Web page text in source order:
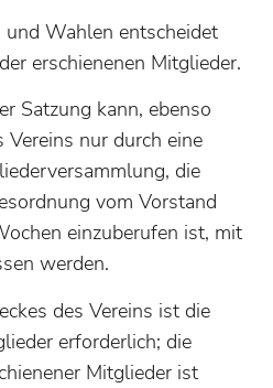
Wahlen entscheidet
erschienenen Mitglieder.
Satzung kann, ebenso
nur durch eine
die
vom Vorstand
einzuberufen ist, mit
werden.
des Vereins ist die
erforderlich; die
Mitglieder ist